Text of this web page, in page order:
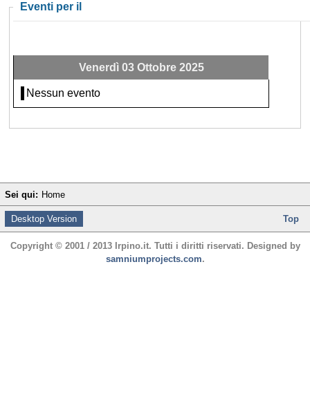
Eventi per il
Venerdì 03 Ottobre 2025
Nessun evento
Sei qui: Home
Desktop Version Top
Copyright © 2001 / 2013 Irpino.it. Tutti i diritti riservati. Designed by
samniumprojects.com.